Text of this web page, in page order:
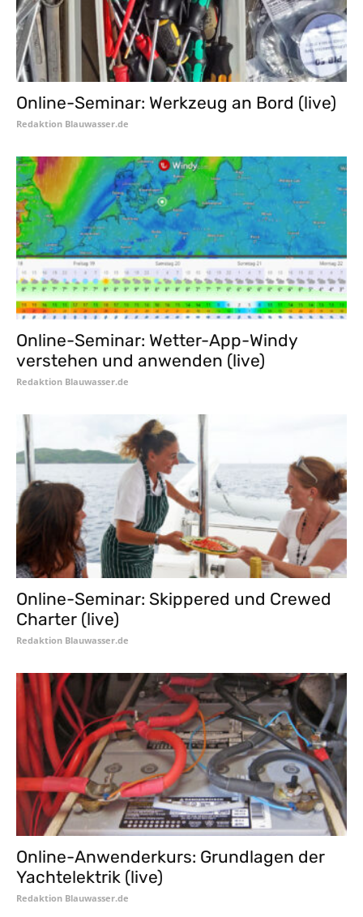
Online-Seminar: Werkzeug an Bord (live)
Redaktion Blauwasser.de
Online-Seminar: Wetter-App-Windy
verstehen und anwenden (live)
Redaktion Blauwasser.de
Online-Seminar: Skippered und Crewed
Charter (live)
Redaktion Blauwasser.de
Online-Anwenderkurs: Grundlagen der
Yachtelektrik (live)
Redaktion Blauwasser.de